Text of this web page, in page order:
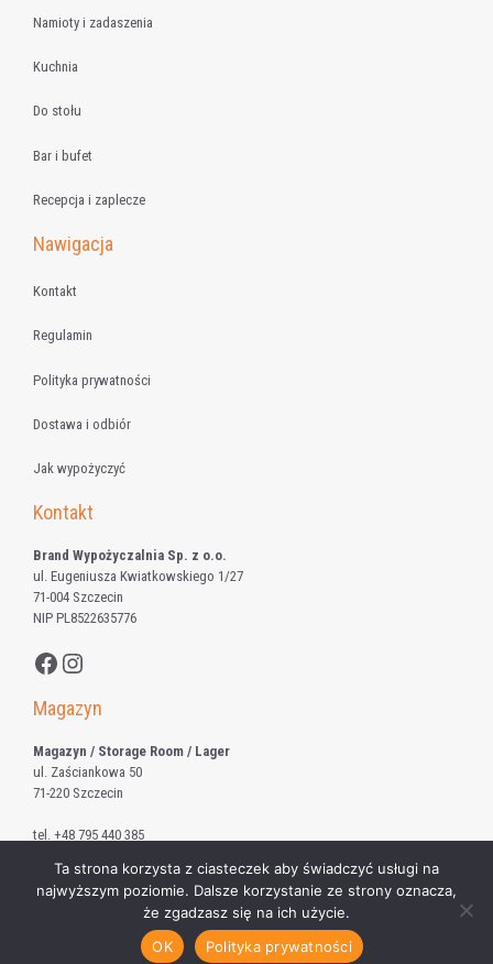
Namioty i zadaszenia
Kuchnia
Do stołu
Bar i bufet
Recepcja i zaplecze
Nawigacja
Kontakt
Regulamin
Polityka prywatności
Dostawa i odbiór
Jak wypożyczyć
Kontakt
Brand Wypożyczalnia Sp. z o.o.
ul. Eugeniusza Kwiatkowskiego 1/27
71-004 Szczecin
NIP PL8522635776
Facebook
Instagram
Magazyn
Magazyn / Storage Room / Lager
ul. Zaściankowa 50
71-220 Szczecin
tel. +48 795 440 385
© 2026 Brand Wypożyczalnia Sp. z o.o.
Ta strona korzysta z ciasteczek aby świadczyć usługi na
najwyższym poziomie. Dalsze korzystanie ze strony oznacza,
że zgadzasz się na ich użycie.
OK
Polityka prywatności